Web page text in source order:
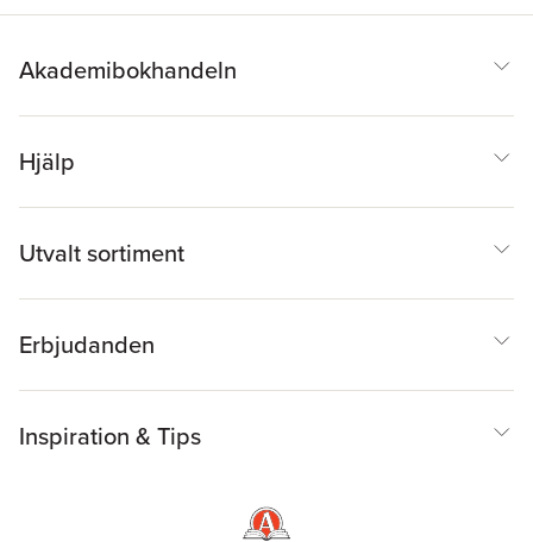
Akademibokhandeln
Hjälp
Utvalt sortiment
Erbjudanden
Inspiration & Tips